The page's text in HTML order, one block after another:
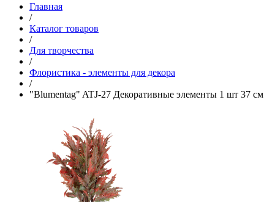
Главная
/
Каталог товаров
/
Для творчества
/
Флористика - элементы для декора
/
"Blumentag" ATJ-27 Декоративные элементы 1 шт 37 см